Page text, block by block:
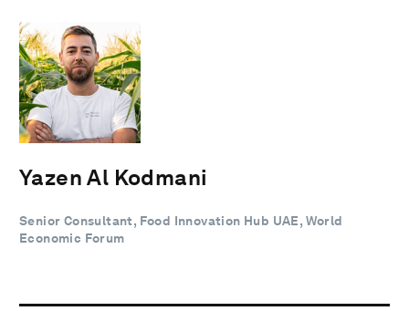
Yazen Al Kodmani
Senior Consultant, Food Innovation Hub UAE, World
Economic Forum